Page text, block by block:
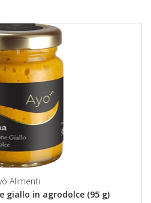
Alimenti
giallo in agrodolce (95 g)